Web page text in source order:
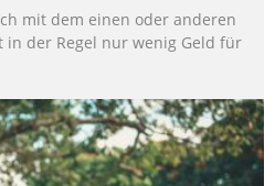
mit dem einen oder anderen
der Regel nur wenig Geld für